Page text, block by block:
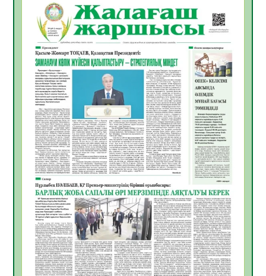
06.08.2026
Инфекциялық ауруларға қарсы иммундау
жұмыстарының тиімділігі
06.08.2026
51
Көкжөтел ауруы туралы
06.08.2026
48
АПВ вакцинасы туралы мәлімет
06.08.2026
47
Open Air: Қызылорда облысы полиция
департаменті 20 мыңнан астам
көрерменнің қауіпсіздігін қамтамасыз етті
06.08.2026
60
ҚЫЗЫЛОРДАДА «САНАЛЫ ҰРПАҚ –
ЖАРҚЫН БОЛАШАҚ» АТТЫ КЕҢЕЙТІЛГЕН
МӘЖІЛІС ӨТТІ
05.08.2026
61